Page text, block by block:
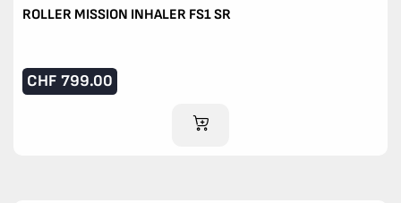
ROLLER MISSION INHALER FS1 SR
CHF 799.00
IM WARENKORB